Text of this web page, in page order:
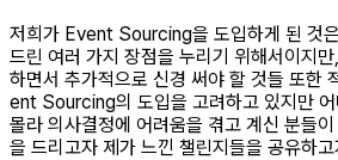
저희가 Event Sourcing을 도입하게 된 것
드린 여러 가지 장점을 누리기 위해서이지
하면서 추가적으로 신경 써야 할 것들 또한
ent Sourcing의 도입을 고려하고 있지만
몰라 의사결정에 어려움을 겪고 계신 분들
을 드리고자 제가 느낀 챌린지들을 공유하